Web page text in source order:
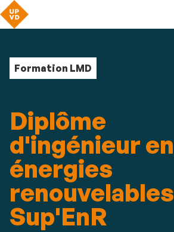
contenu
Formation LMD
Diplôme
d'ingénieur en
énergies
renouvelables
Sup'EnR